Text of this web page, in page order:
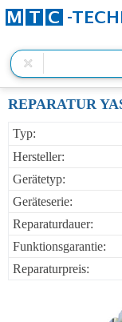
Typ:
Hersteller:
Gerätetyp:
Geräteserie:
Reparaturdauer:
Funktionsgarantie:
Reparaturpreis: